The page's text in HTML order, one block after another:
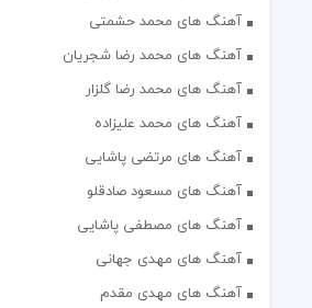
آهنگ های محمد حشمتی
آهنگ های محمد رضا شجریان
آهنگ های محمد رضا گلزار
آهنگ های محمد علیزاده
آهنگ های مرتضی پاشایی
آهنگ های مسعود صادقلو
آهنگ های مصطفی پاشایی
آهنگ های مهدی جهانی
آهنگ های مهدی مقدم